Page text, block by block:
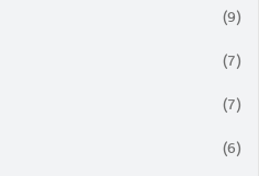
(9)
(7)
(7)
(6)